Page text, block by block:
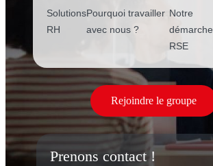
Solutions
RH
Pourquoi travailler
avec nous ?
Notre
démarche
RSE
Rejoindre le groupe
Prenons contact !